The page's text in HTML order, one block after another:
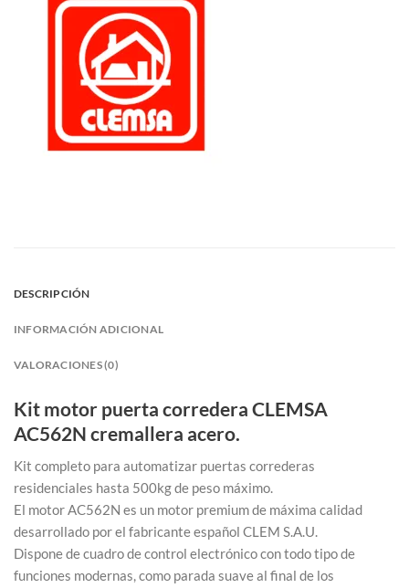
DESCRIPCIÓN
INFORMACIÓN ADICIONAL
VALORACIONES (0)
Kit motor puerta corredera CLEMSA
AC562N cremallera acero.
Kit completo para automatizar puertas correderas
residenciales hasta 500kg de peso máximo.
El motor AC562N es un motor premium de máxima calidad
desarrollado por el fabricante español CLEM S.A.U.
Dispone de cuadro de control electrónico con todo tipo de
funciones modernas, como parada suave al final de los